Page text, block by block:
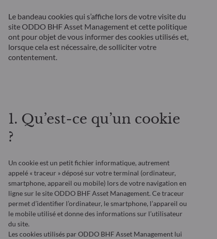
Le bandeau cookies qui s’affiche lors de votre visite du
site ODDO BHF Asset Management et cette politique
ont pour objet de vous informer des cookies utilisés et,
lorsque cela est nécessaire, de solliciter votre
contentement.
1. Qu’est-ce qu’un cookie
?
Un cookie est un petit fichier informatique, autrement
appelé « traceur » déposé sur votre terminal (ordinateur,
smartphone, appareil ou mobile) lors de votre navigation en
ligne sur le site ODDO BHF Asset Management. Ce traceur
permet d’identifier l’ordinateur, le smartphone, l’appareil ou
le mobile utilisé et donne des informations sur l’utilisateur
du site.
Les cookies utilisés par ODDO BHF Asset Management lui